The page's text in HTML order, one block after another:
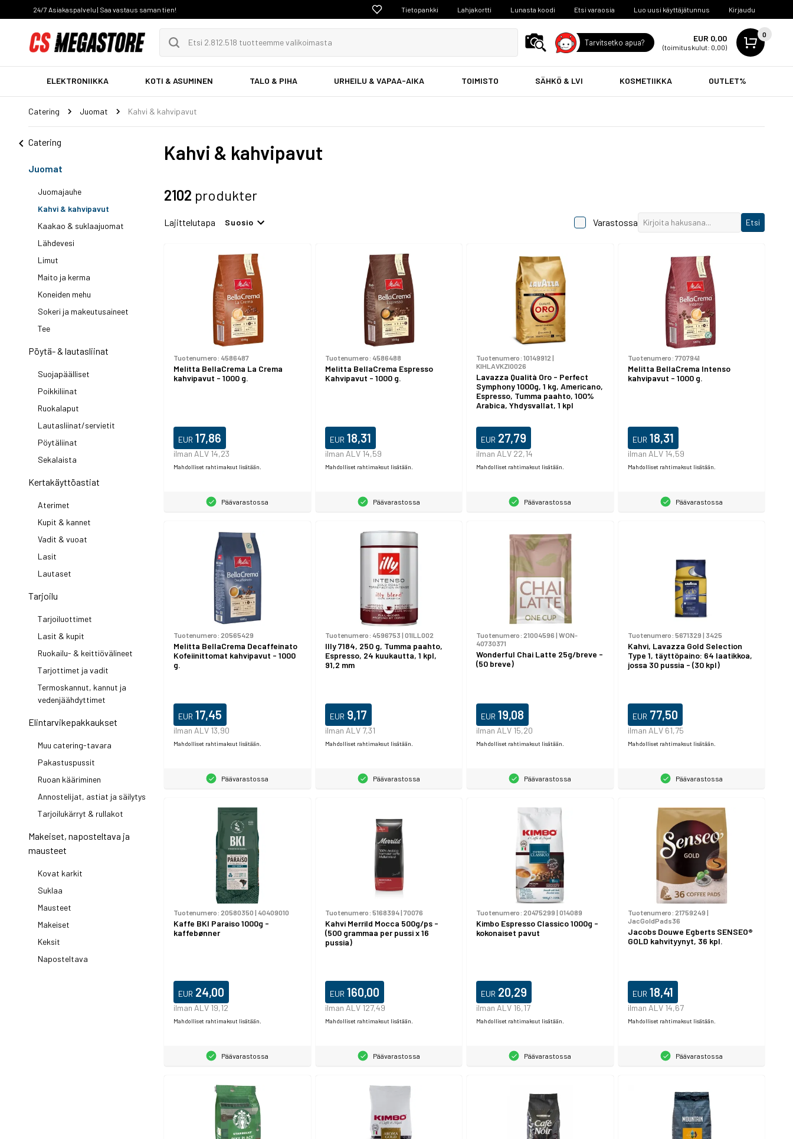
24/7 Asiakaspalvelu | Saa vastaus saman tien! Tietopankki Lahjakortti Lunasta koodi Etsi varaosia Luo uusi käyttäjätunnus Kirjaudu
Tarvitsetko apua? EUR 0,00
(toimituskulut: 0,00)
0
ELEKTRONIIKKA KOTI & ASUMINEN TALO & PIHA URHEILU & VAPAA-AIKA TOIMISTO SÄHKÖ & LVI KOSMETIIKKA OUTLET%
Catering Juomat Kahvi & kahvipavut
Catering
Juomat
Juomajauhe
Kahvi & kahvipavut
Kaakao & suklaajuomat
Lähdevesi
Limut
Maito ja kerma
Koneiden mehu
Sokeri ja makeutusaineet
Tee
Pöytä- & lautasliinat
Suojapäälliset
Poikkiliinat
Ruokalaput
Lautasliinat/servietit
Pöytäliinat
Sekalaista
Kertakäyttöastiat
Aterimet
Kupit & kannet
Vadit & vuoat
Lasit
Lautaset
Tarjoilu
Tarjoiluottimet
Lasit & kupit
Ruokailu- & keittiövälineet
Tarjottimet ja vadit
Termoskannut, kannut ja
vedenjäähdyttimet
Elintarvikepakkaukset
Muu catering-tavara
Pakastuspussit
Ruoan kääriminen
Annostelijat, astiat ja säilytys
Tarjoilukärryt & rullakot
Makeiset, naposteltava ja
mausteet
Kovat karkit
Suklaa
Mausteet
Makeiset
Keksit
Naposteltava
Kahvi & kahvipavut
2102 produkter
Lajittelutapa Suosio Varastossa Etsi
Tuotenumero: 4586487
Melitta BellaCrema La Crema
kahvipavut - 1000 g.
EUR 17,86
ilman ALV 14,23
Mahdolliset rahtimaksut lisätään.
Päävarastossa
Tuotenumero: 4586488
Melitta BellaCrema Espresso
Kahvipavut - 1000 g.
EUR 18,31
ilman ALV 14,59
Mahdolliset rahtimaksut lisätään.
Päävarastossa
Tuotenumero: 10149912 |
KIHLAVKZI0026
Lavazza Qualità Oro - Perfect
Symphony 1000g, 1 kg, Americano,
Espresso, Tumma paahto, 100%
Arabica, Yhdysvallat, 1 kpl
EUR 27,79
ilman ALV 22,14
Mahdolliset rahtimaksut lisätään.
Päävarastossa
Tuotenumero: 7707941
Melitta BellaCrema Intenso
kahvipavut - 1000 g.
EUR 18,31
ilman ALV 14,59
Mahdolliset rahtimaksut lisätään.
Päävarastossa
Tuotenumero: 20565429
Melitta BellaCrema Decaffeinato
Kofeiinittomat kahvipavut - 1000
g.
EUR 17,45
ilman ALV 13,90
Mahdolliset rahtimaksut lisätään.
Päävarastossa
Tuotenumero: 4596753 | 01ILL002
Illy 7184, 250 g, Tumma paahto,
Espresso, 24 kuukautta, 1 kpl,
91,2 mm
EUR 9,17
ilman ALV 7,31
Mahdolliset rahtimaksut lisätään.
Päävarastossa
Tuotenumero: 21004596 | WON-
40730371
Wonderful Chai Latte 25g/breve -
(50 breve)
EUR 19,08
ilman ALV 15,20
Mahdolliset rahtimaksut lisätään.
Päävarastossa
Tuotenumero: 5671329 | 3425
Kahvi, Lavazza Gold Selection
Type 1, täyttöpaino: 64 laatikkoa,
jossa 30 pussia - (30 kpl)
EUR 77,50
ilman ALV 61,75
Mahdolliset rahtimaksut lisätään.
Päävarastossa
Tuotenumero: 20580350 | 40409010
Kaffe BKI Paraiso 1000g -
kaffebønner
EUR 24,00
ilman ALV 19,12
Mahdolliset rahtimaksut lisätään.
Päävarastossa
Tuotenumero: 5168394| 70076
Kahvi Merrild Mocca 500g/ps -
(500 grammaa per pussi x 16
pussia)
EUR 160,00
ilman ALV 127,49
Mahdolliset rahtimaksut lisätään.
Päävarastossa
Tuotenumero: 20475299 | 014089
Kimbo Espresso Classico 1000g -
kokonaiset pavut
EUR 20,29
ilman ALV 16,17
Mahdolliset rahtimaksut lisätään.
Päävarastossa
Tuotenumero: 21759249 |
JacGoldPads36
Jacobs Douwe Egberts SENSEO®
GOLD kahvityynyt, 36 kpl.
EUR 18,41
ilman ALV 14,67
Mahdolliset rahtimaksut lisätään.
Päävarastossa